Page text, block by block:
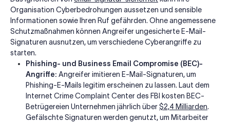
Organisation Cyberbedrohungen aussetzen und sensible
Informationen sowie Ihren Ruf gefährden. Ohne angemessene
Schutzmaßnahmen können Angreifer ungesicherte E-Mail-
Signaturen ausnutzen, um verschiedene Cyberangriffe zu
starten.
Phishing- und Business Email Compromise (BEC)-
Angriffe: Angreifer imitieren E-Mail-Signaturen, um
Phishing-E-Mails legitim erscheinen zu lassen. Laut dem
Internet Crime Complaint Center des FBI kosten BEC-
Betrügereien Unternehmen jährlich über$2,4 Milliarden.
Gefälschte Signaturen werden genutzt, um Mitarbeiter